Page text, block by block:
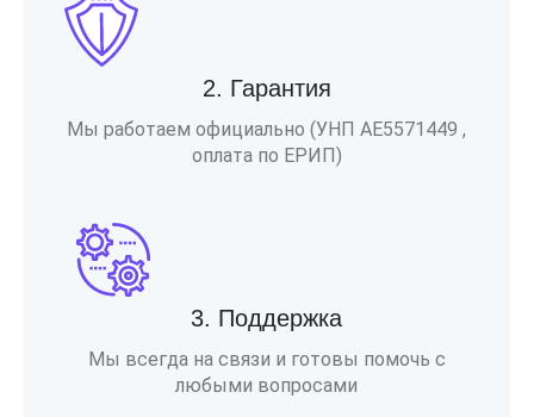
2. Гарантия
Мы работаем официально (УНП AE5571449 ,
оплата по ЕРИП)
3. Поддержка
Мы всегда на связи и готовы помочь с
любыми вопросами